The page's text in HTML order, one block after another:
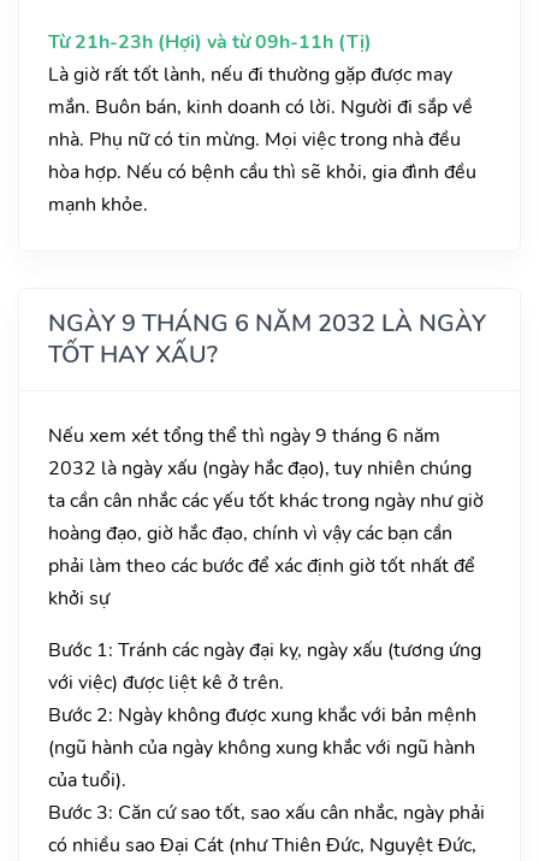
Từ 21h-23h (Hợi) và từ 09h-11h (Tị)
Là giờ rất tốt lành, nếu đi thường gặp được may
mắn. Buôn bán, kinh doanh có lời. Người đi sắp về
nhà. Phụ nữ có tin mừng. Mọi việc trong nhà đều
hòa hợp. Nếu có bệnh cầu thì sẽ khỏi, gia đình đều
mạnh khỏe.
NGÀY 9 THÁNG 6 NĂM 2032 LÀ NGÀY
TỐT HAY XẤU?
Nếu xem xét tổng thể thì ngày 9 tháng 6 năm
2032 là ngày xấu (ngày hắc đạo), tuy nhiên chúng
ta cần cân nhắc các yếu tốt khác trong ngày như giờ
hoàng đạo, giờ hắc đạo, chính vì vậy các bạn cần
phải làm theo các bước để xác định giờ tốt nhất để
khởi sự
Bước 1: Tránh các ngày đại kỵ, ngày xấu (tương ứng
với việc) được liệt kê ở trên.
Bước 2: Ngày không được xung khắc với bản mệnh
(ngũ hành của ngày không xung khắc với ngũ hành
của tuổi).
Bước 3: Căn cứ sao tốt, sao xấu cân nhắc, ngày phải
có nhiều sao Đại Cát (như Thiên Đức, Nguyệt Đức,